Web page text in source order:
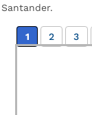
Santander.
1 2 3